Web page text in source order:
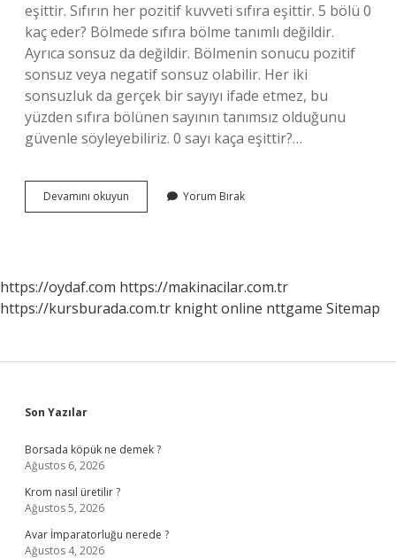
eşittir. Sıfırın her pozitif kuvveti sıfıra eşittir. 5 bölü 0
kaç eder? Bölmede sıfıra bölme tanımlı değildir.
Ayrıca sonsuz da değildir. Bölmenin sonucu pozitif
sonsuz veya negatif sonsuz olabilir. Her iki
sonsuzluk da gerçek bir sayıyı ifade etmez, bu
yüzden sıfıra bölünen sayının tanımsız olduğunu
güvenle söyleyebiliriz. 0 sayı kaça eşittir?…
Devamını okuyun
Ile
Yorum Bırak
https://oydaf.com https://makinacilar.com.tr
https://kursburada.com.tr knight online nttgame Sitemap
Sidebar
Son Yazılar
Borsada köpük ne demek ?
Ağustos 6, 2026
Krom nasıl üretilir ?
Ağustos 5, 2026
Avar İmparatorluğu nerede ?
Ağustos 4, 2026